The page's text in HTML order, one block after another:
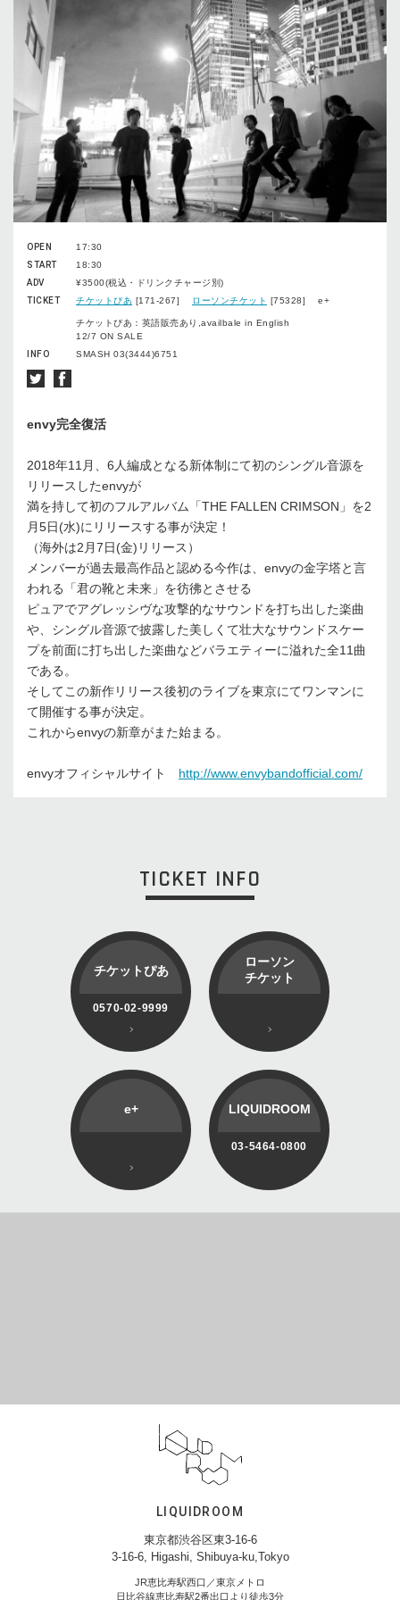
OPEN
17:30
START
18:30
ADV
¥3500(税込・ドリンクチャージ別)
TICKET
チケットぴあ [171-267] ローソンチケット [75328] e+
チケットぴあ：英語販売あり,availbale in English
12/7 ON SALE
INFO
SMASH 03(3444)6751
envy完全復活
2018年11月、6人編成となる新体制にて初のシングル音源を
リリースしたenvyが
満を持して初のフルアルバム「THE FALLEN CRIMSON」を2
月5日(水)にリリースする事が決定！
（海外は2月7日(金)リリース）
メンバーが過去最高作品と認める今作は、envyの金字塔と言
われる「君の靴と未来」を彷彿とさせる
ピュアでアグレッシヴな攻撃的なサウンドを打ち出した楽曲
や、シングル音源で披露した美しくて壮大なサウンドスケー
プを前面に打ち出した楽曲などバラエティーに溢れた全11曲
である。
そしてこの新作リリース後初のライブを東京にてワンマンに
て開催する事が決定。
これからenvyの新章がまた始まる。
envyオフィシャルサイト http://www.envybandofficial.com/
TICKET INFO
チケットぴあ
0570-02-9999
ローソン
チケット
e+ LIQUIDROOM
03-5464-0800
LIQUIDROOM
東京都渋谷区東3-16-6
3-16-6, Higashi, Shibuya-ku,Tokyo
JR恵比寿駅西口／東京メトロ
日比谷線恵比寿駅2番出口より徒歩3分